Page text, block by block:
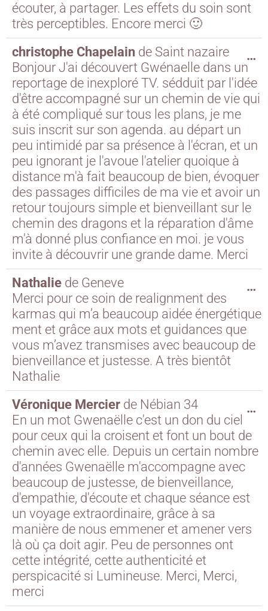
écouter, à partager. Les effets du soin sont
très perceptibles. Encore merci 🙂
christophe Chapelain de Saint nazaire
Bonjour J'ai découvert Gwénaelle dans un
reportage de inexploré TV. sédduit par l'idée
d'être accompagné sur un chemin de vie qui
à été compliqué sur tous les plans, je me
suis inscrit sur son agenda. au départ un
peu intimidé par sa présence à l'écran, et un
peu ignorant je l'avoue l'atelier quoique à
distance m'à fait beaucoup de bien, évoquer
des passages difficiles de ma vie et avoir un
retour toujours simple et bienveillant sur le
chemin des dragons et la réparation d'âme
m'à donné plus confiance en moi. je vous
invite à découvrir une grande dame. Merci
…
Nathalie de Geneve
Merci pour ce soin de realignment des
karmas qui m’a beaucoup aidée énergétique
ment et grâce aux mots et guidances que
vous m’avez transmises avec beaucoup de
bienveillance et justesse. A très bientôt
Nathalie
…
Véronique Mercier de Nébian 34
En un mot Gwenaëlle c'est un don du ciel
pour ceux qui la croisent et font un bout de
chemin avec elle. Depuis un certain nombre
d'années Gwenaëlle m'accompagne avec
beaucoup de justesse, de bienveillance,
d'empathie, d'écoute et chaque séance est
un voyage extraordinaire, grâce à sa
manière de nous emmener et amener vers
là où ça doit agir. Peu de personnes ont
cette intégrité, cette authenticité et
perspicacité si Lumineuse. Merci, Merci,
merci
…